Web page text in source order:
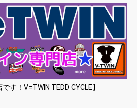
す！V=TWIN TEDD CYCLE】